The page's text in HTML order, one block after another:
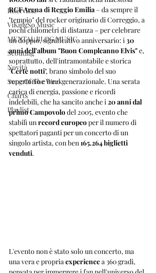
Interviste
ViKingSo Music
MENTAL BLOG MUSIC
Scouting
Novità
Song Of The Week
Charts
Playlist
RCF Arena di Reggio Emilia – da sempre il
"tempio" del rocker originario di Correggio, a
pochi chilometri di distanza – per celebrare
un doppio, significativo anniversario: i 30
anni dell'album "Buon Compleanno Elvis" e,
soprattutto, dell'intramontabile e storica
"Certe notti", brano simbolo del suo
repertorio e inno generazionale. Una serata
carica di energia, passione e ricordi
indelebili, che ha sancito anche i 20 anni dal
primo Campovolo del 2005, evento che
stabilì un record europeo per il numero di
spettatori paganti per un concerto di un
singolo artista, con ben 165.264 biglietti
venduti.
L'evento non è stato solo un concerto, ma
una vera e propria experience a 360 gradi,